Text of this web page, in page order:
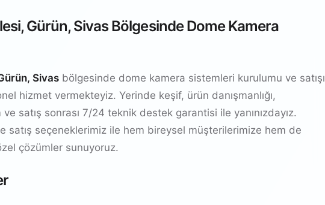
Gürün, Sivas Bölgesinde Dome Kamera
Sivas bölgesinde dome kamera sistemleri kurulumu ve satışı
hizmet vermekteyiz. Yerinde keşif, ürün danışmanlığı,
satış sonrası 7/24 teknik destek garantisi ile yanınızdayız.
satış seçeneklerimiz ile hem bireysel müşterilerimize hem de
çözümler sunuyoruz.